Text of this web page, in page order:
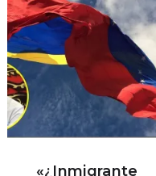
«¿Inmigrante